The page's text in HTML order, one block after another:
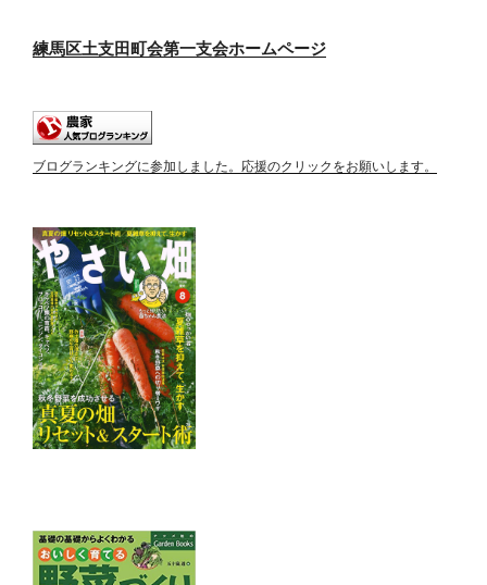
練馬区土支田町会第一支会ホームページ
ブログランキングに参加しました。応援のクリックをお願いします。